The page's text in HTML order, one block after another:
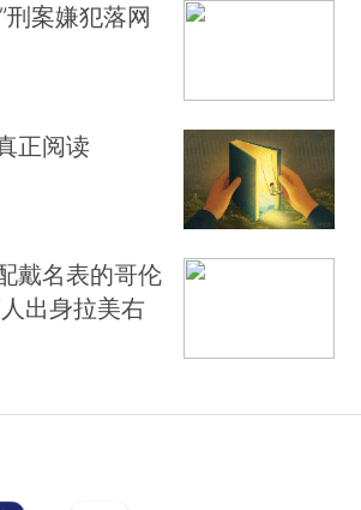
刑案嫌犯落网
正阅读
戴名表的哥伦
出身拉美右